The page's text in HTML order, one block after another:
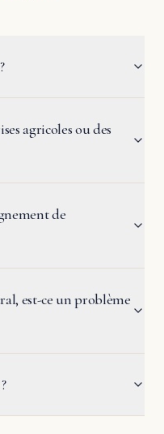
agricoles ou des
de
est-ce un problème